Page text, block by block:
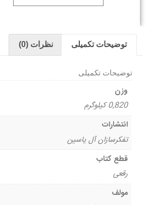
توضیحات تکمیلی نظرات (0)
توضیحات تکمیلی
وزن
0,820 کیلوگرم
انتشارات
تفکرسازان آل یاسین
قطع کتاب
رقعی
مولف